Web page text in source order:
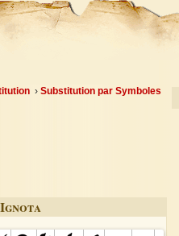
Substitution par Symboles